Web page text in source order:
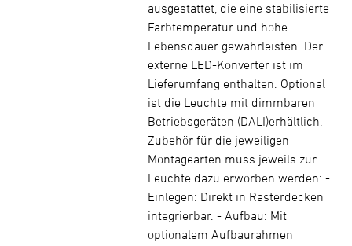
ausgestattet, die eine stabilisierte
Farbtemperatur und hohe
Lebensdauer gewährleisten. Der
externe LED-Konverter ist im
Lieferumfang enthalten. Optional
ist die Leuchte mit dimmbaren
Betriebsgeräten (DALI)erhältlich.
Zubehör für die jeweiligen
Montagearten muss jeweils zur
Leuchte dazu erworben werden: -
Einlegen: Direkt in Rasterdecken
integrierbar. - Aufbau: Mit
optionalem Aufbaurahmen